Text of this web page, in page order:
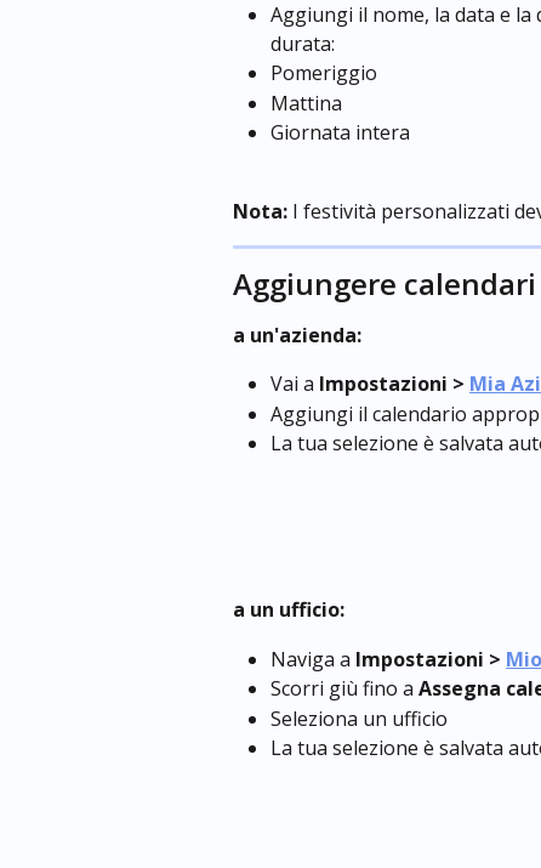
Aggiungi il nome, la data e
durata:
Pomeriggio
Mattina
Giornata intera
Nota: I festività personalizzati
Aggiungere calendari
a un'azienda:
Vai a Impostazioni > Mia
Aggiungi il calendario
La tua selezione è salvata
a un ufficio:
Naviga a Impostazioni >
Scorri giù fino a Assegna
Seleziona un ufficio
La tua selezione è salvata